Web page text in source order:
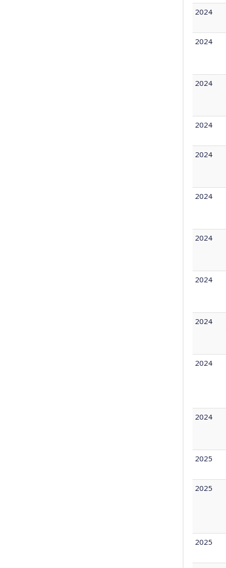
2024
2024
2024
2024
2024
2024
2024
2024
2024
2024
2024
2025
2025
2025